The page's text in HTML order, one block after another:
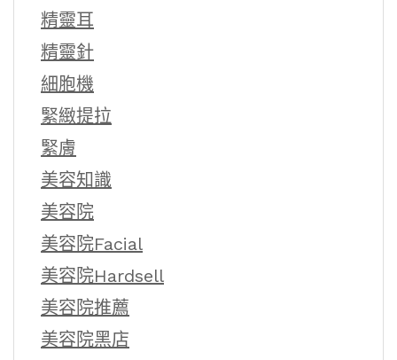
精靈耳
精靈針
細胞機
緊緻提拉
緊膚
美容知識
美容院
美容院Facial
美容院Hardsell
美容院推薦
美容院黑店